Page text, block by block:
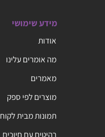
מידע שימושי
אודות
מה אומרים עלינו
מאמרים
מוצרים לפי ספק
תמונות מבית לקוח
רהיטים עם חיוכים